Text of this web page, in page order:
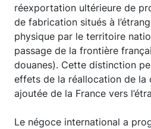
réexportation ultérieure de
de fabrication situés à
physique par le territoire
passage de la frontière
douanes). Cette distinction
effets de la réallocation de la
ajoutée de la France vers
Le négoce international a